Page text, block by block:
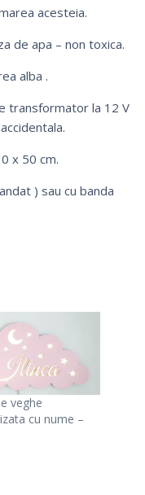
acesteia.
de apa – non toxica.
alba .
transformator la 12 V
x 50 cm.
) sau cu banda
veghe
cu nume –